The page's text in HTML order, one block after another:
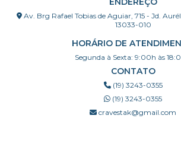
Av. Brg Rafael Tobias de Aguiar, 715 - Jd.
13033-010
HORÁRIO DE
Segunda à Sexta: 9:00h às
CONTATO
(19) 3243-0355
(19) 3243-0355
cravestak@gmail.com